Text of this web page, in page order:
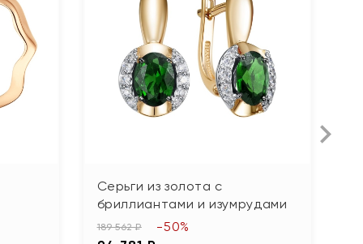
Серьги из золота с
бриллиантами и изумрудами
189 562 ₽ -50%